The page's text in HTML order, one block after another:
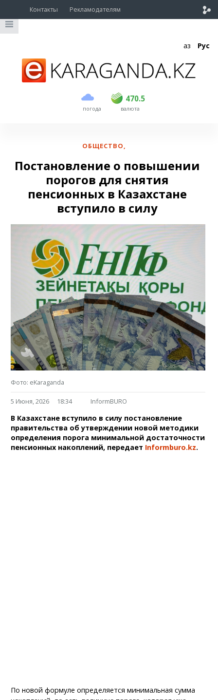
Контакты Рекламодателям
Қаз Рус
погода
470.5
USD 468.5 470.5
EUR валюта
ОБЩЕСТВО,
Постановление о повышении
порогов для снятия
пенсионных в Казахстане
вступило в силу
Фото: eKaraganda
5 Июня, 2026 18:34 InformBURO
В Казахстане вступило в силу постановление
правительства об утверждении новой методики
определения порога минимальной достаточности
пенсионных накоплений, передает Informburo.kz.
По новой формуле определяется минимальная сумма